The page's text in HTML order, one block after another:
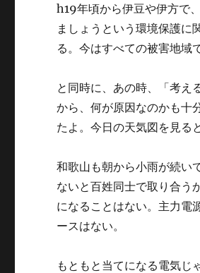
h19年頃から伊豆や伊方で
ましょうという環境保護に
る。今はすべての被害地域
と同時に、あの時、「考え
から、何が原因なのかも十
たよ。今日の天気図を見る
和歌山も朝から小雨が続い
ないと百姓同士で取り合う
になることはない。主力電
ースはない。
もともと当てになる電気じ